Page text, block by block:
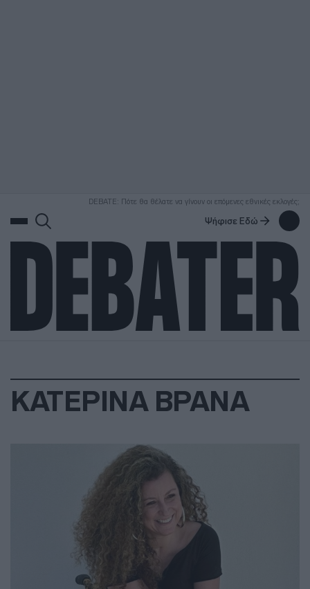
DEBATE: Πότε θα θέλατε να γίνουν οι επόμενες εθνικές εκλογές;
Ψήφισε Εδώ
ΚΑΤΕΡΙΝΑ ΒΡΑΝΑ